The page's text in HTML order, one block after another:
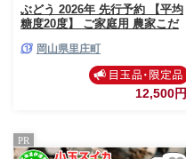
ぶどう 2026年 先行予約 【平均
糖度20度】 ご家庭用 農家こだ
房 合計約1.0kg ブドウ 葡萄 岡
山県産 国産 フルーツ 果物 【
Nini farm 農家 直送 】
岡山県里庄町
12,500円
PR